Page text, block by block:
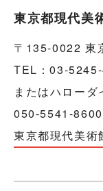
東京都現代美
〒135-0022 東
TEL：03-5245-
またはハロー
050-5541-8600
東京都現代美術